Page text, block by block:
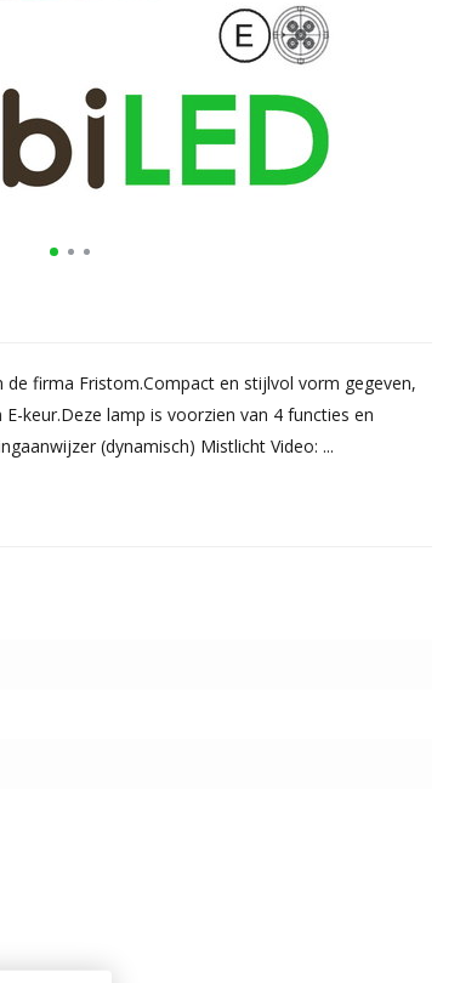
firma Fristom.Compact en stijlvol vorm gegeven,
keur.Deze lamp is voorzien van 4 functies en
(dynamisch) Mistlicht Video: ...